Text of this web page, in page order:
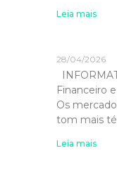
Leia mais
28/04/2026
Financeiro
Os
tom mais
Leia mais